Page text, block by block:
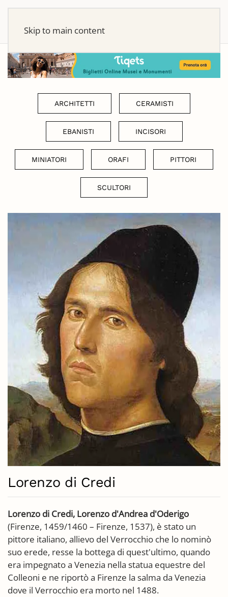
Skip to main content
ARCHITETTI CERAMISTI
EBANISTI INCISORI
MINIATORI ORAFI PITTORI
SCULTORI
Lorenzo di Credi
Lorenzo di Credi, Lorenzo d'Andrea d'Oderigo
(Firenze, 1459/1460 – Firenze, 1537), è stato un
pittore italiano, allievo del Verrocchio che lo nominò
suo erede, resse la bottega di quest'ultimo, quando
era impegnato a Venezia nella statua equestre del
Colleoni e ne riportò a Firenze la salma da Venezia
dove il Verrocchio era morto nel 1488.